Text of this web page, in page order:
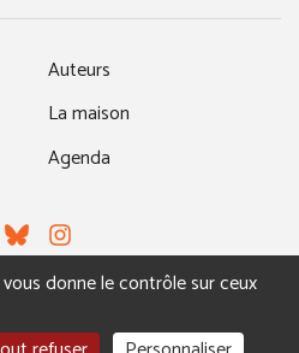
Auteurs
La maison
Agenda
BlueskyInstagram
NOUS CONTACTER
donne le contrôle sur ceux